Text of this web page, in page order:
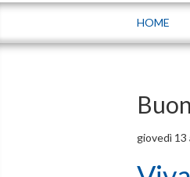
HOME
giovedì 13